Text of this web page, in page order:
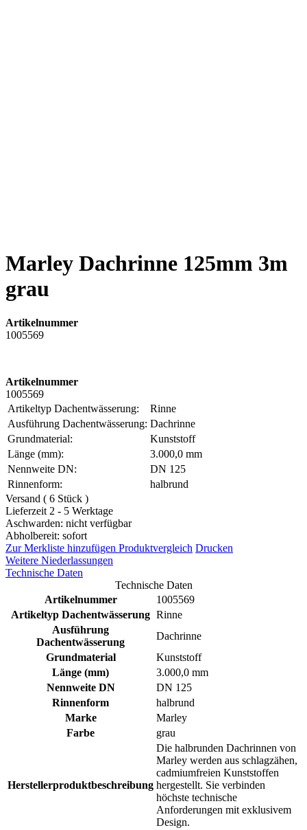
Marley Dachrinne 125mm 3m
grau
Artikelnummer
1005569
Artikelnummer
1005569
Artikeltyp Dachentwässerung:
Rinne
Ausführung Dachentwässerung: Dachrinne
Grundmaterial:
Kunststoff
Länge (mm):
3.000,0 mm
Nennweite DN:
DN 125
Rinnenform:
halbrund
Versand ( 6 Stück )
Lieferzeit 2 - 5 Werktage
Aschwarden: nicht verfügbar
Abholbereit: sofort
Zur Merkliste hinzufügen Produktvergleich Drucken
Weitere Niederlassungen
Technische Daten
Technische Daten
Artikelnummer
1005569
Artikeltyp Dachentwässerung Rinne
Ausführung
Dachentwässerung
Dachrinne
Grundmaterial
Kunststoff
Länge (mm)
3.000,0 mm
Nennweite DN
DN 125
Rinnenform
halbrund
Marke
Marley
Farbe
grau
Herstellerproduktbeschreibung
Die halbrunden Dachrinnen von
Marley werden aus schlagzähen,
cadmiumfreien Kunststoffen
hergestellt. Sie verbinden
höchste technische
Anforderungen mit exklusivem
Design.